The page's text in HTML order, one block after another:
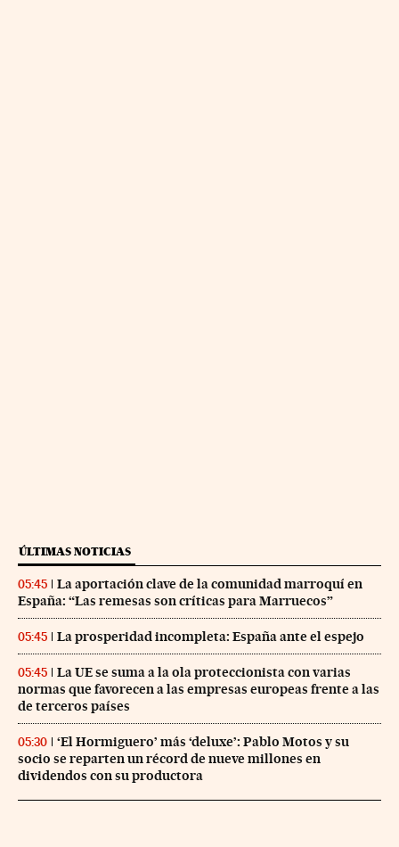
ÚLTIMAS NOTICIAS
05:45
La aportación clave de la comunidad marroquí en
España: “Las remesas son críticas para Marruecos”
05:45 La prosperidad incompleta: España ante el espejo
05:45
La UE se suma a la ola proteccionista con varias
normas que favorecen a las empresas europeas frente a las
de terceros países
05:30
‘El Hormiguero’ más ‘deluxe’: Pablo Motos y su
socio se reparten un récord de nueve millones en
dividendos con su productora